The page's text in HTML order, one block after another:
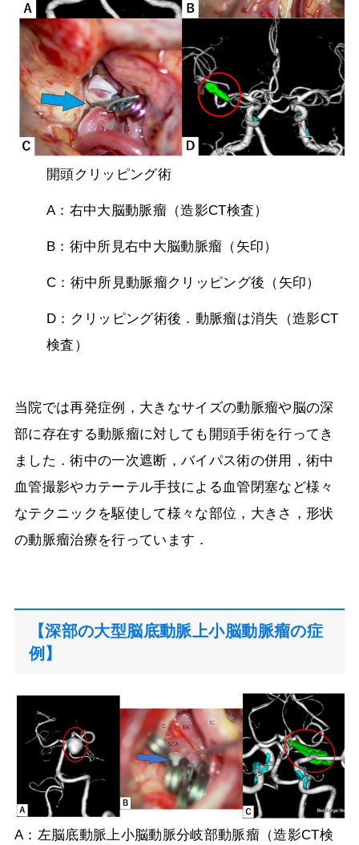
開頭クリッピング術
A：右中大脳動脈瘤（造影CT検査）
B：術中所見右中大脳動脈瘤（矢印）
C：術中所見動脈瘤クリッピング後（矢印）
D：クリッピング術後．動脈瘤は消失（造影CT
検査）
当院では再発症例，大きなサイズの動脈瘤や脳の深
部に存在する動脈瘤に対しても開頭手術を行ってき
ました．術中の一次遮断，バイパス術の併用，術中
血管撮影やカテーテル手技による血管閉塞など様々
なテクニックを駆使して様々な部位，大きさ，形状
の動脈瘤治療を行っています．
【深部の大型脳底動脈上小脳動脈瘤の症
例】
A：左脳底動脈上小脳動脈分岐部動脈瘤（造影CT検